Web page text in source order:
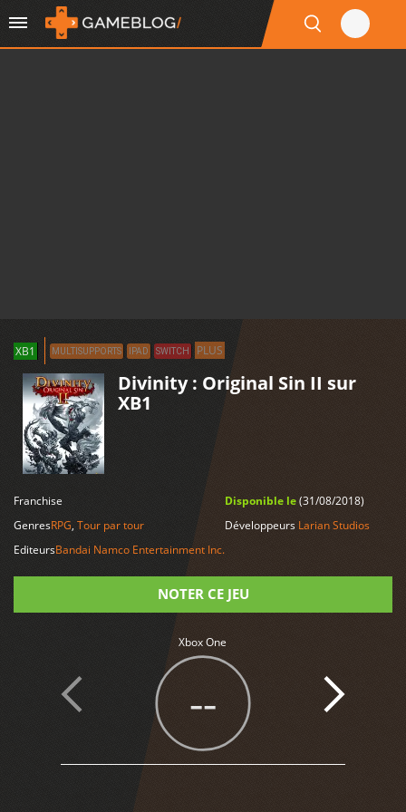
XB1 MULTISUPPORTS IPAD SWITCH PLUS
Divinity : Original Sin II sur
XB1
LIRE PLUS
Franchise
GenresRPG, Tour par tour
EditeursBandai Namco Entertainment Inc.
Disponible le(31/08/2018)
Développeurs Larian Studios
NOTER CE JEU
Xbox One
--